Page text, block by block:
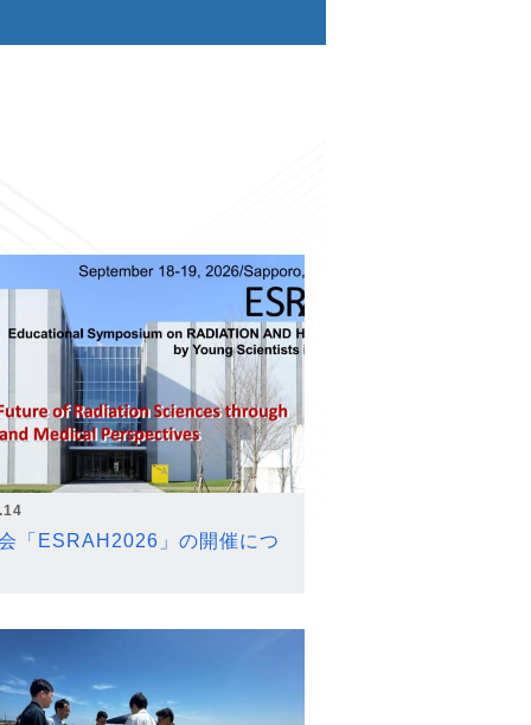
「ESRAH2026」の開催につ